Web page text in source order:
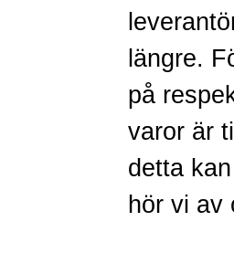
längre.
på
varor är
detta
hör vi av